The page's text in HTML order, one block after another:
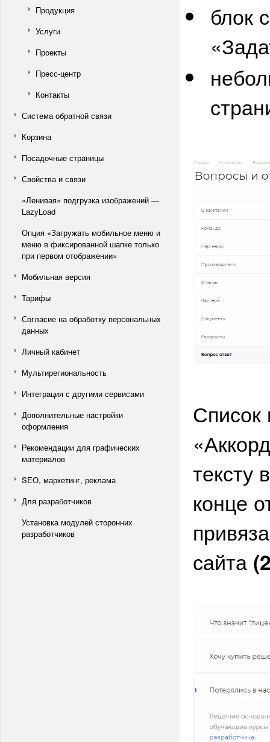
Продукция
Услуги
Проекты
Пресс-центр
Контакты
Система обратной связи
Корзина
Посадочные страницы
Свойства и связи
«Ленивая» подгрузка изображений —
LazyLoad
Опция «Загружать мобильное меню и
меню в фиксированной шапке только
при первом отображении»
Мобильная версия
Тарифы
Согласие на обработку персональных
данных
Личный кабинет
Мультирегиональность
Интеграция с другими сервисами
Дополнительные настройки
оформления
Рекомендации для графических
материалов
SEO, маркетинг, реклама
Для разработчиков
Установка модулей сторонних
разработчиков
блок
Список
тексту
конце
сайта